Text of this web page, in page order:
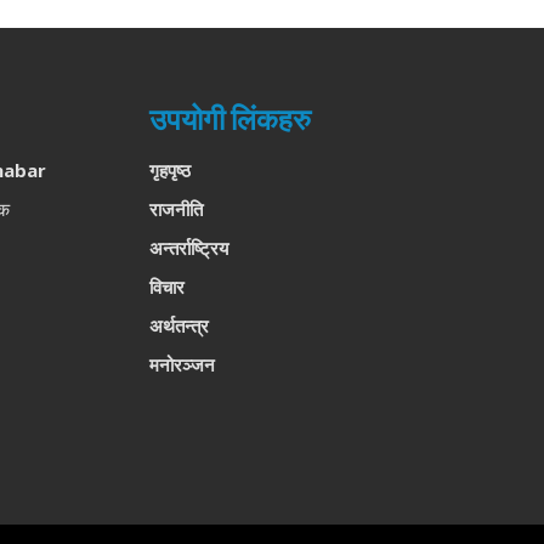
उपयोगी लिंकहरु
गृहपृष्ठ
राजनीति
अन्तर्राष्ट्रिय
विचार
अर्थतन्त्र
मनोरञ्जन